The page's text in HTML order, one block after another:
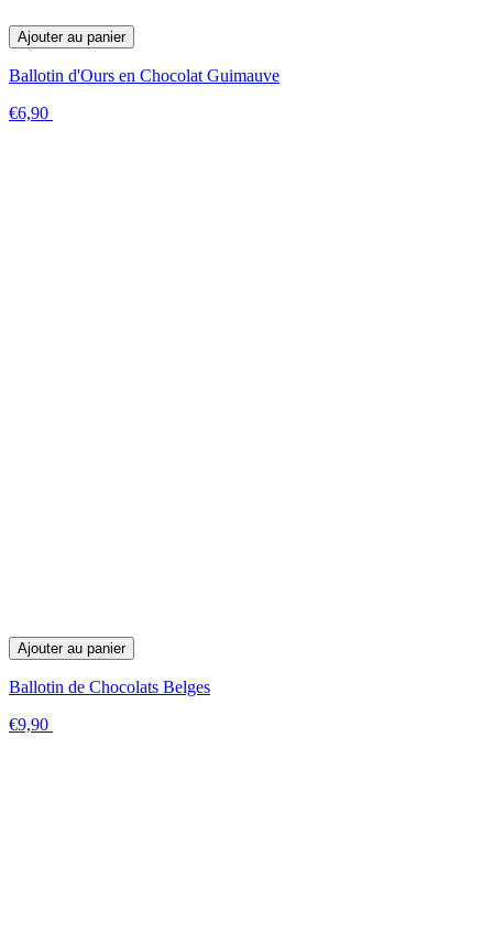
Ajouter au panier
Ballotin d'Ours en Chocolat Guimauve
€6,90
Ajouter au panier
Ballotin de Chocolats Belges
€9,90